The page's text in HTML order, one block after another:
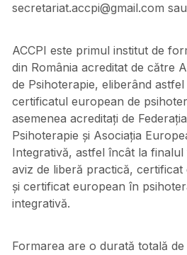
secretariat.accpi@gmail.com
ACCPI este primul institut de
din România acreditat de către
de Psihoterapie, eliberând
certificatul european de
asemenea acreditați de
Psihoterapie și Asociația
Integrativă, astfel încât la
aviz de liberă practică, certificat
și certificat european în
integrativă.
Formarea are o durată totală